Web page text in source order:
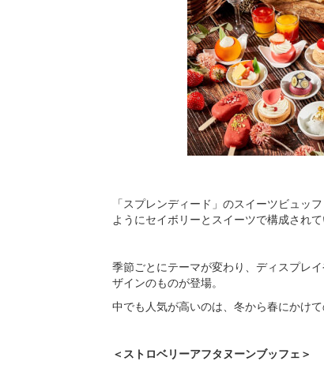
「スプレンディード」のスイーツビュッ
ようにセイボリーとスイーツで構成されて
季節ごとにテーマが変わり、ディスプレ
ザインのものが登場。
中でも人気が高いのは、冬から春にかけ
＜ストロベリーアフタヌーンブッフェ＞